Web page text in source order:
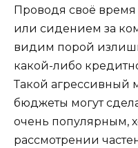
Проводя своё время
или сидением за
видим порой
какой-либо
Такой агрессивный
бюджеты могут
очень популярным,
рассмотрении